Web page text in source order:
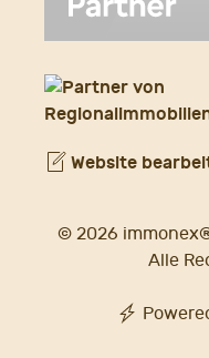
Website
© 2026
Alle